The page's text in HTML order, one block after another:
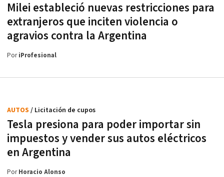
Milei estableció nuevas restricciones para
extranjeros que inciten violencia o
agravios contra la Argentina
PoriProfesional
Tesla presiona para poder importar sin
impuestos y vender sus autos eléctricos
en Argentina
AUTOS / Licitación de cupos
PorHoracio Alonso